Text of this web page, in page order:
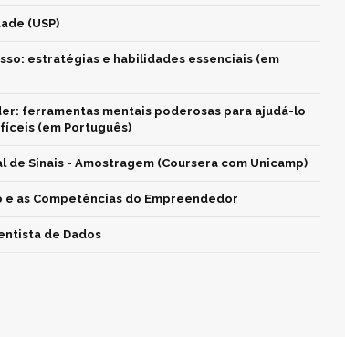
(USP)
estratégias e habilidades essenciais (em
ferramentas mentais poderosas para ajudá-lo
(em Português)
de Sinais - Amostragem (Coursera com Unicamp)
e as Competências do Empreendedor
de Dados